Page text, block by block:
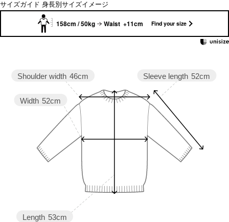
サイズガイド 身長別サイズイメージ
158cm / 50kg Waist +11cm Find your size
Sleeve length 52cm
Length 53cm
Width 52cm
Shoulder width 46cm